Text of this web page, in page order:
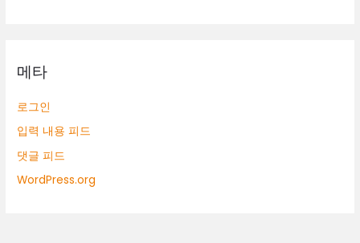
메타
로그인
입력 내용 피드
댓글 피드
WordPress.org